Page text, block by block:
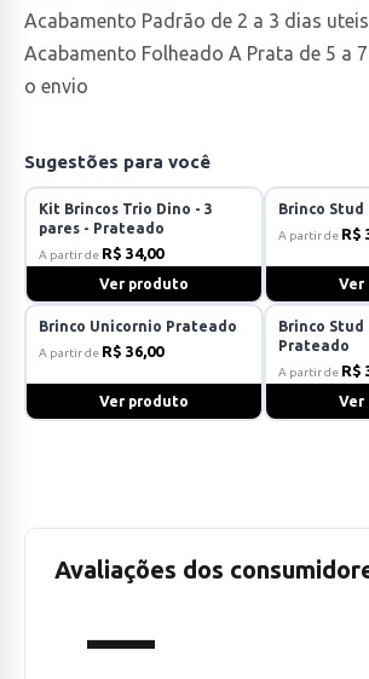
Acabamento Padrão de 2 a 3 dias
Acabamento Folheado A Prata de 5 a
o envio
Sugestões para você
Kit Brincos Trio Dino - 3
pares - Prateado
A partir de R$ 34,00
Ver produto
Brinco
A partir de R$
Ver
Brinco Unicornio Prateado
A partir de R$ 36,00
Ver produto
Brinco Stud
Prateado
A partir de R$
Ver
Avaliações dos
—